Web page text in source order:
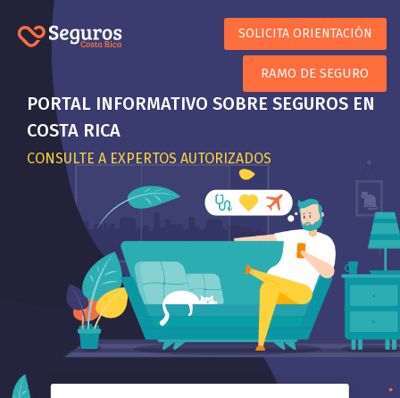
SOLICITA ORIENTACIÓN
PORTAL INFORMATIVO SOBRE SEGUROS EN
COSTA RICA
CONSULTE A EXPERTOS AUTORIZADOS
RAMO DE SEGURO